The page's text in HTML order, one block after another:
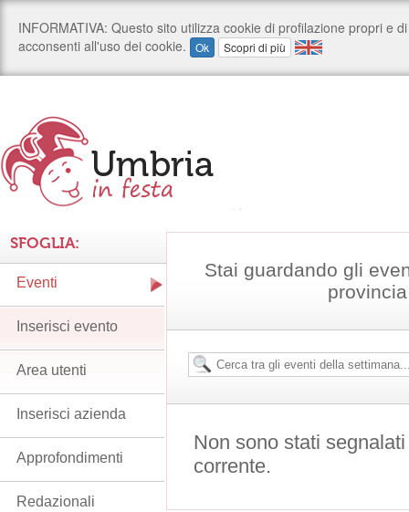
Stai guardando gli
Non sono stati
corrente.
SFOGLIA:
Eventi
Inserisci evento
Area utenti
Inserisci azienda
Approfondimenti
Redazionali